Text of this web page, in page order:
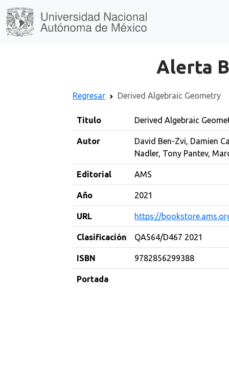
Alerta
Regresar Derived Algebraic Geometry
Titulo Derived Algebraic
Autor
David Ben-Zvi, Damien
Nadler, Tony Pantev,
Editorial AMS
Año 2021
URL https://
Clasificación QA564/D467 2021
ISBN 9782856299388
Portada